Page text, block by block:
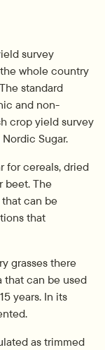
survey
whole country
standard
and non-
crop yield survey
Sugar.
for cereals, dried
beet. The
can be
that
grasses there
that can be used
years. In its
as trimmed